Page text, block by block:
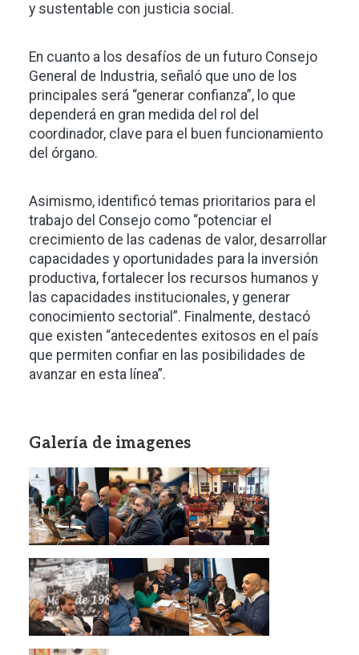
y sustentable con justicia social.
En cuanto a los desafíos de un futuro Consejo
General de Industria, señaló que uno de los
principales será “generar confianza”, lo que
dependerá en gran medida del rol del
coordinador, clave para el buen funcionamiento
del órgano.
Asimismo, identificó temas prioritarios para el
trabajo del Consejo como “potenciar el
crecimiento de las cadenas de valor, desarrollar
capacidades y oportunidades para la inversión
productiva, fortalecer los recursos humanos y
las capacidades institucionales, y generar
conocimiento sectorial”. Finalmente, destacó
que existen “antecedentes exitosos en el país
que permiten confiar en las posibilidades de
avanzar en esta línea”.
Galería de imagenes
Imagen
Imagen Imagen
Imagen Imagen Imagen